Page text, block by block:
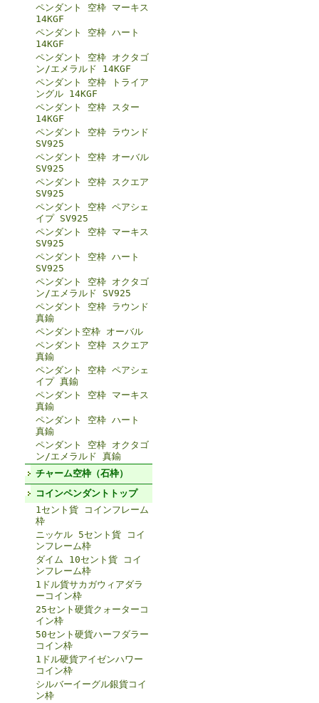
ペンダント 空枠 マーキス
14KGF
ペンダント 空枠 ハート
14KGF
ペンダント 空枠 オクタゴ
ン/エメラルド 14KGF
ペンダント 空枠 トライア
ングル 14KGF
ペンダント 空枠 スター
14KGF
ペンダント 空枠 ラウンド
SV925
ペンダント 空枠 オーバル
SV925
ペンダント 空枠 スクエア
SV925
ペンダント 空枠 ペアシェ
イプ SV925
ペンダント 空枠 マーキス
SV925
ペンダント 空枠 ハート
SV925
ペンダント 空枠 オクタゴ
ン/エメラルド SV925
ペンダント 空枠 ラウンド
真鍮
ペンダント空枠 オーバル
ペンダント 空枠 スクエア
真鍮
ペンダント 空枠 ペアシェ
イプ 真鍮
ペンダント 空枠 マーキス
真鍮
ペンダント 空枠 ハート
真鍮
ペンダント 空枠 オクタゴ
ン/エメラルド 真鍮
チャーム空枠（石枠）
コインペンダントトップ
1セント貨 コインフレーム
枠
ニッケル 5セント貨 コイ
ンフレーム枠
ダイム 10セント貨 コイ
ンフレーム枠
1ドル貨サカガウィアダラ
ーコイン枠
25セント硬貨クォーターコ
イン枠
50セント硬貨ハーフダラー
コイン枠
1ドル硬貨アイゼンハワー
コイン枠
シルバーイーグル銀貨コイ
ン枠